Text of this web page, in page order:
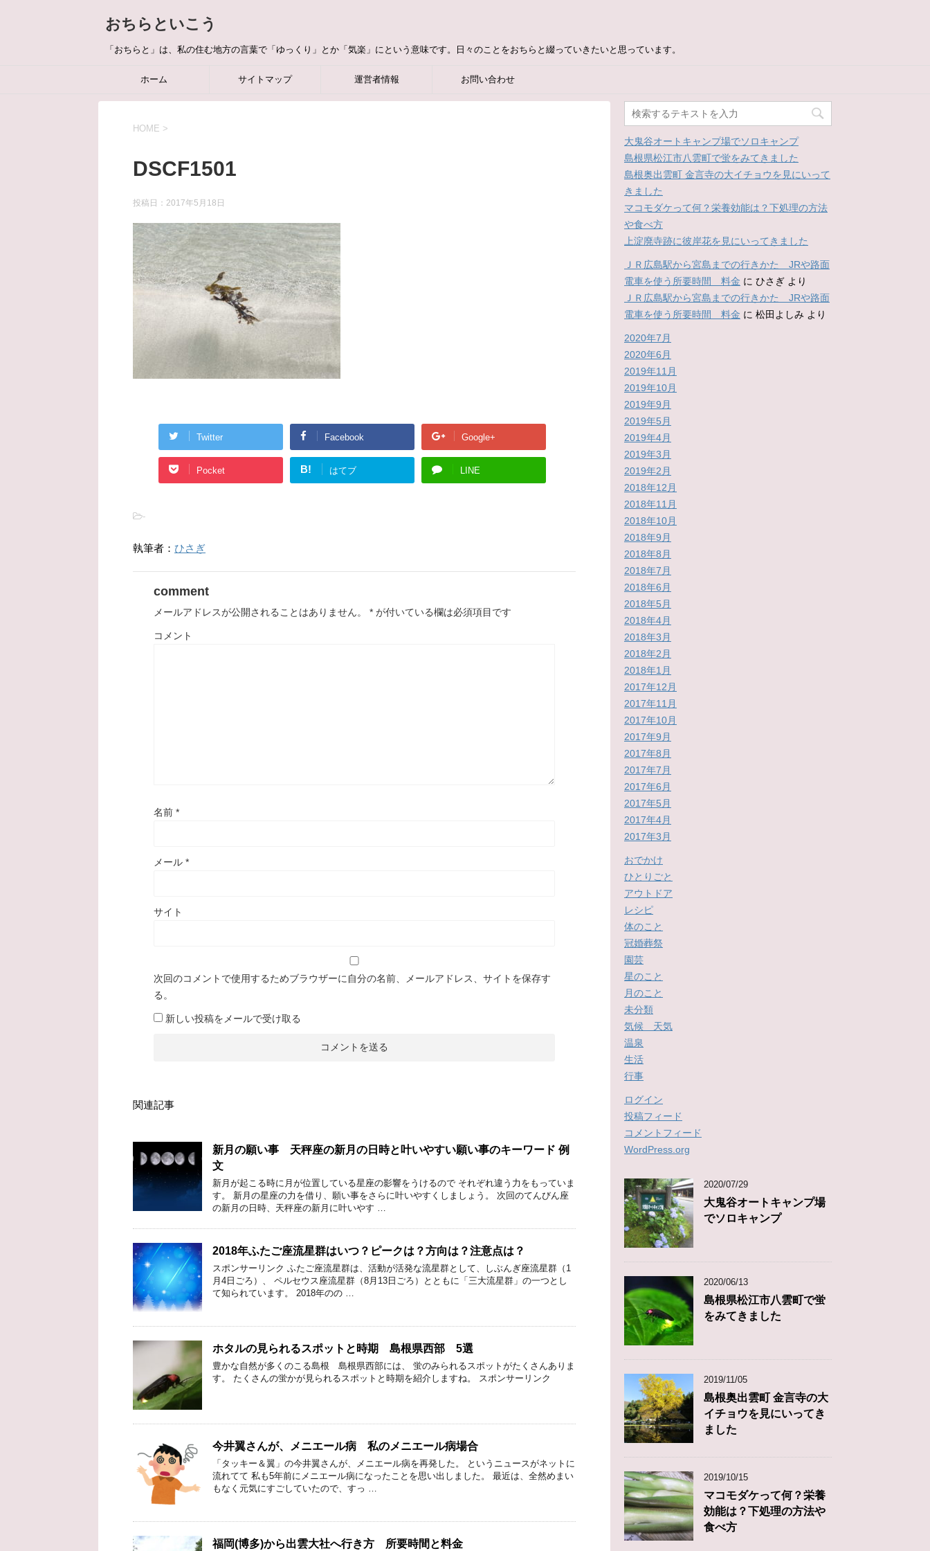
おちらといこう
「おちらと」は、私の住む地方の言葉で「ゆっくり」とか「気楽」にという意味です。日々のことをおちらと綴っていきたいと思っています。
ホーム サイトマップ 運営者情報 お問い合わせ
HOME >
DSCF1501
投稿日： 2017年5月18日
Twitter Facebook Google+
Pocket B! はてブ LINE
-
執筆者： ひさぎ
comment
メールアドレスが公開されることはありません。 * が付いている欄は必須項目です
コメント
名前 *
メール *
サイト
次回のコメントで使用するためブラウザーに自分の名前、メールアドレス、サイトを保存す
る。
新しい投稿をメールで受け取る
関連記事
新月の願い事 天秤座の新月の日時と叶いやすい願い事のキーワード 例
文
新月が起こる時に月が位置している星座の影響をうけるので それぞれ違う力をもっていま
す。 新月の星座の力を借り、願い事をさらに叶いやすくしましょう。 次回のてんびん座
の新月の日時、天秤座の新月に叶いやす …
2018年ふたご座流星群はいつ？ピークは？方向は？注意点は？
スポンサーリンク ふたご座流星群は、活動が活発な流星群として、しぶんぎ座流星群（1
月4日ごろ）、 ペルセウス座流星群（8月13日ごろ）とともに「三大流星群」の一つとし
て知られています。 2018年のの …
ホタルの見られるスポットと時期 島根県西部 5選
豊かな自然が多くのこる島根 島根県西部には、 蛍のみられるスポットがたくさんありま
す。 たくさんの蛍かが見られるスポットと時期を紹介しますね。 スポンサーリンク
今井翼さんが、メニエール病 私のメニエール病場合
「タッキー＆翼」の今井翼さんが、メニエール病を再発した。 というニュースがネットに
流れてて 私も5年前にメニエール病になったことを思い出しました。 最近は、全然めまい
もなく元気にすごしていたので、すっ …
福岡(博多)から出雲大社へ行き方 所要時間と料金
大鬼谷オートキャンプ場でソロキャンプ
島根県松江市八雲町で蛍をみてきました
島根奥出雲町 金言寺の大イチョウを見にいって
きました
マコモダケって何？栄養効能は？下処理の方法
や食べ方
上淀廃寺跡に彼岸花を見にいってきました
ＪＲ広島駅から宮島までの行きかた JRや路面
電車を使う所要時間 料金 に ひさぎ より
ＪＲ広島駅から宮島までの行きかた JRや路面
電車を使う所要時間 料金 に 松田よしみ より
2020年7月
2020年6月
2019年11月
2019年10月
2019年9月
2019年5月
2019年4月
2019年3月
2019年2月
2018年12月
2018年11月
2018年10月
2018年9月
2018年8月
2018年7月
2018年6月
2018年5月
2018年4月
2018年3月
2018年2月
2018年1月
2017年12月
2017年11月
2017年10月
2017年9月
2017年8月
2017年7月
2017年6月
2017年5月
2017年4月
2017年3月
おでかけ
ひとりごと
アウトドア
レシピ
体のこと
冠婚葬祭
園芸
星のこと
月のこと
未分類
気候 天気
温泉
生活
行事
ログイン
投稿フィード
コメントフィード
WordPress.org
2020/07/29
大鬼谷オートキャンプ場
でソロキャンプ
2020/06/13
島根県松江市八雲町で蛍
をみてきました
2019/11/05
島根奥出雲町 金言寺の大
イチョウを見にいってき
ました
2019/10/15
マコモダケって何？栄養
効能は？下処理の方法や
食べ方